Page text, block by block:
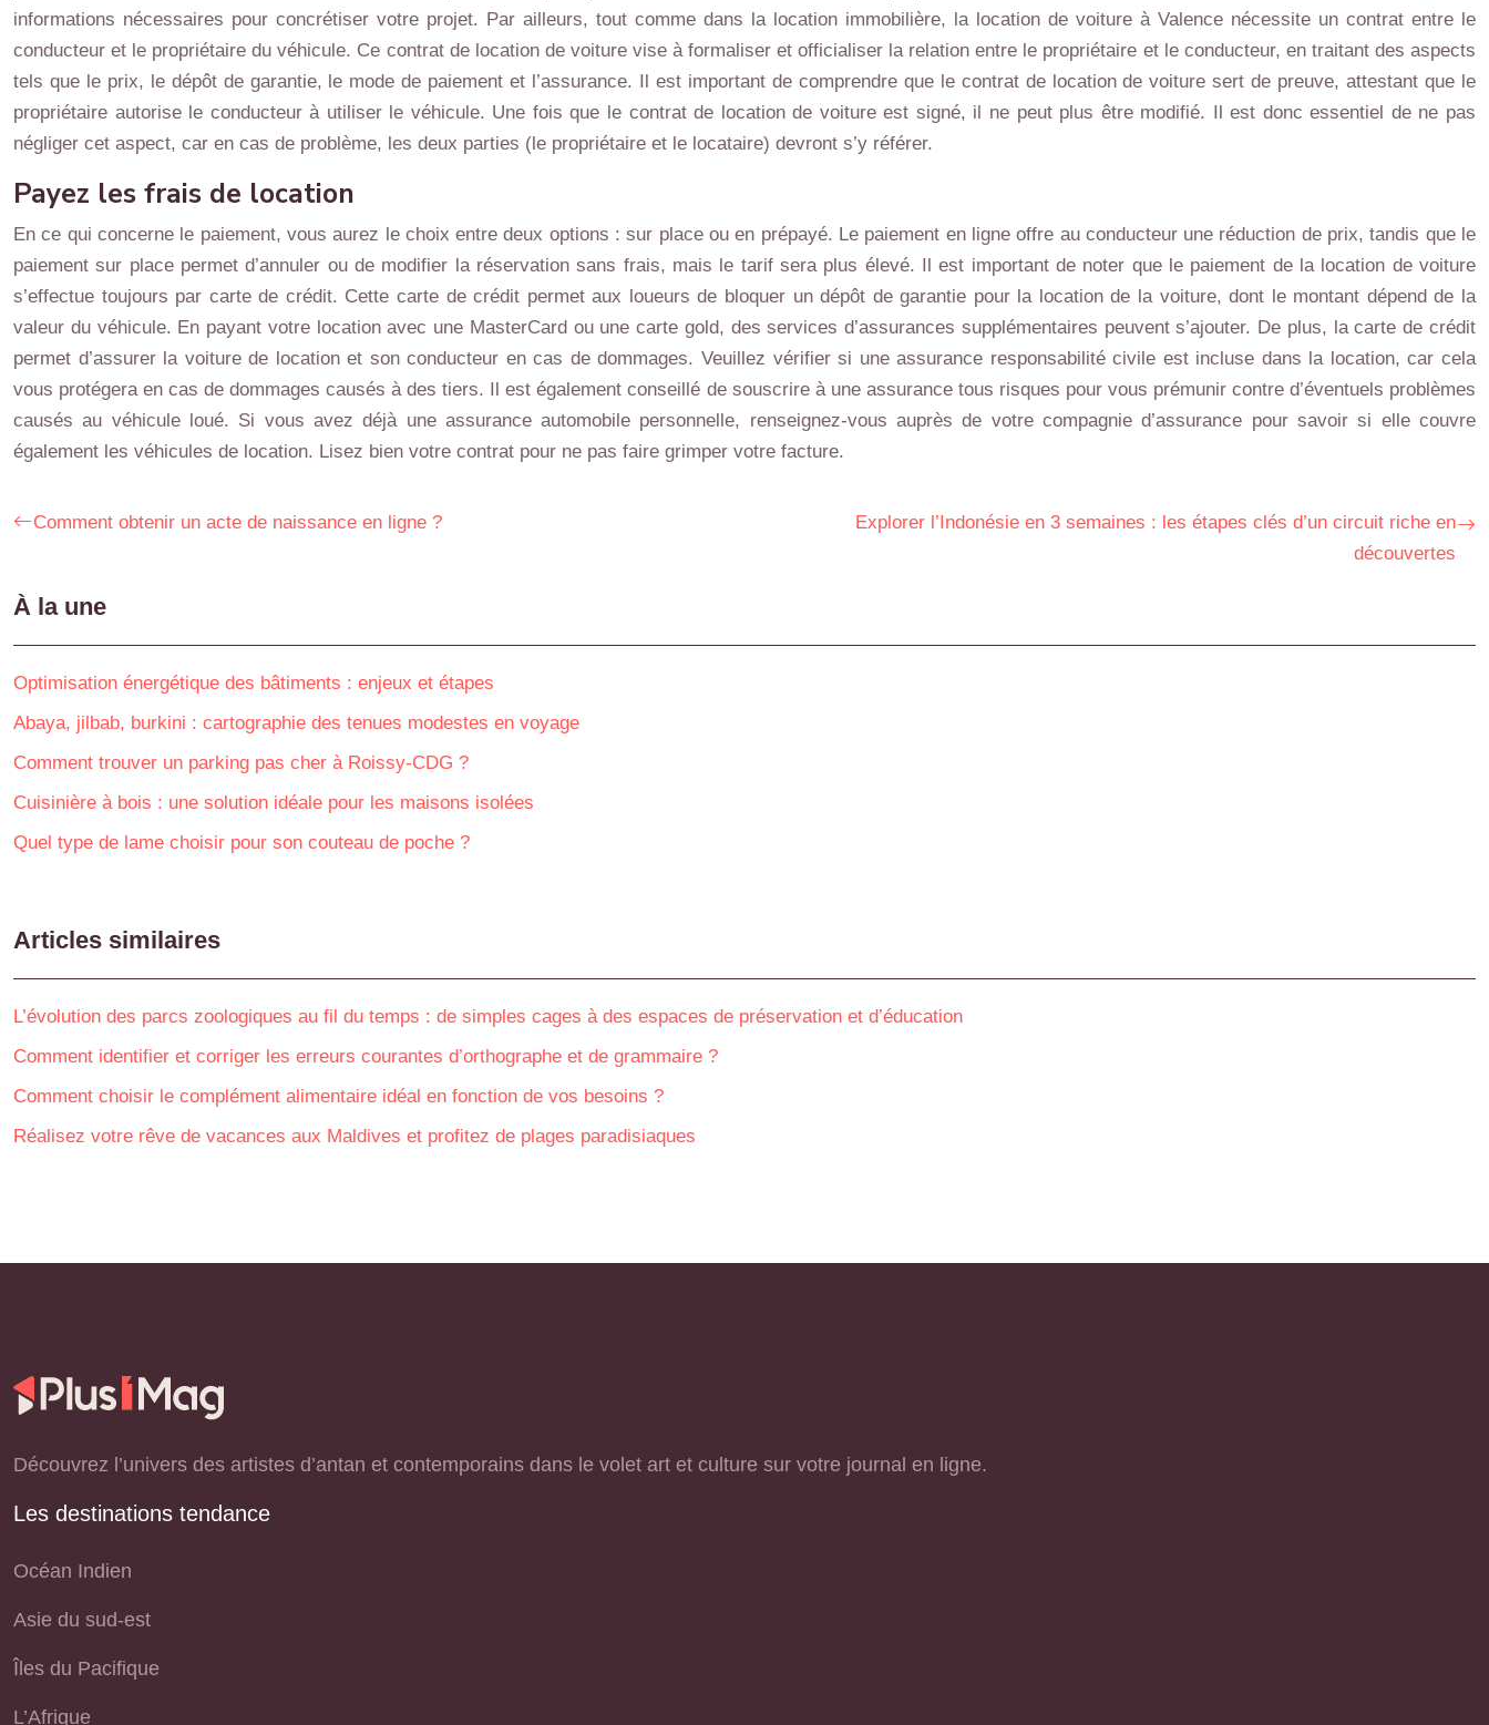
informations nécessaires pour concrétiser votre projet. Par ailleurs, tout comme dans la location immobilière, la location de voiture à Valence nécessite un contrat entre le
conducteur et le propriétaire du véhicule. Ce contrat de location de voiture vise à formaliser et officialiser la relation entre le propriétaire et le conducteur, en traitant des aspects
tels que le prix, le dépôt de garantie, le mode de paiement et l’assurance. Il est important de comprendre que le contrat de location de voiture sert de preuve, attestant que le
propriétaire autorise le conducteur à utiliser le véhicule. Une fois que le contrat de location de voiture est signé, il ne peut plus être modifié. Il est donc essentiel de ne pas
négliger cet aspect, car en cas de problème, les deux parties (le propriétaire et le locataire) devront s’y référer.
Payez les frais de location
En ce qui concerne le paiement, vous aurez le choix entre deux options : sur place ou en prépayé. Le paiement en ligne offre au conducteur une réduction de prix, tandis que le
paiement sur place permet d’annuler ou de modifier la réservation sans frais, mais le tarif sera plus élevé. Il est important de noter que le paiement de la location de voiture
s’effectue toujours par carte de crédit. Cette carte de crédit permet aux loueurs de bloquer un dépôt de garantie pour la location de la voiture, dont le montant dépend de la
valeur du véhicule. En payant votre location avec une MasterCard ou une carte gold, des services d’assurances supplémentaires peuvent s’ajouter. De plus, la carte de crédit
permet d’assurer la voiture de location et son conducteur en cas de dommages. Veuillez vérifier si une assurance responsabilité civile est incluse dans la location, car cela
vous protégera en cas de dommages causés à des tiers. Il est également conseillé de souscrire à une assurance tous risques pour vous prémunir contre d’éventuels problèmes
causés au véhicule loué. Si vous avez déjà une assurance automobile personnelle, renseignez-vous auprès de votre compagnie d’assurance pour savoir si elle couvre
également les véhicules de location. Lisez bien votre contrat pour ne pas faire grimper votre facture.
Comment obtenir un acte de naissance en ligne ?
Explorer l’Indonésie en 3 semaines : les étapes clés d’un circuit riche en
découvertes
À la une
Optimisation énergétique des bâtiments : enjeux et étapes
Abaya, jilbab, burkini : cartographie des tenues modestes en voyage
Comment trouver un parking pas cher à Roissy-CDG ?
Cuisinière à bois : une solution idéale pour les maisons isolées
Quel type de lame choisir pour son couteau de poche ?
Articles similaires
L’évolution des parcs zoologiques au fil du temps : de simples cages à des espaces de préservation et d’éducation
Comment identifier et corriger les erreurs courantes d’orthographe et de grammaire ?
Comment choisir le complément alimentaire idéal en fonction de vos besoins ?
Réalisez votre rêve de vacances aux Maldives et profitez de plages paradisiaques
Découvrez l’univers des artistes d’antan et contemporains dans le volet art et culture sur votre journal en ligne.
Les destinations tendance
Océan Indien
Asie du sud-est
Îles du Pacifique
L’Afrique